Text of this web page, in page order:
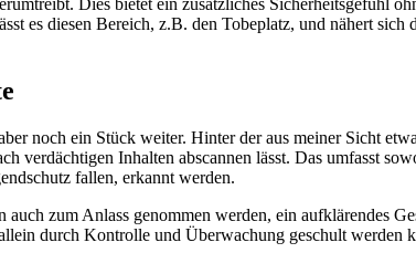
es diesen Bereich, z.B. den Tobeplatz, und nähert
noch ein Stück weiter. Hinter der aus meiner Sicht
verdächtigen Inhalten abscannen lässt. Das umfasst
fallen, erkannt werden.
auch zum Anlass genommen werden, ein aufklärendes
durch Kontrolle und Überwachung geschult werden